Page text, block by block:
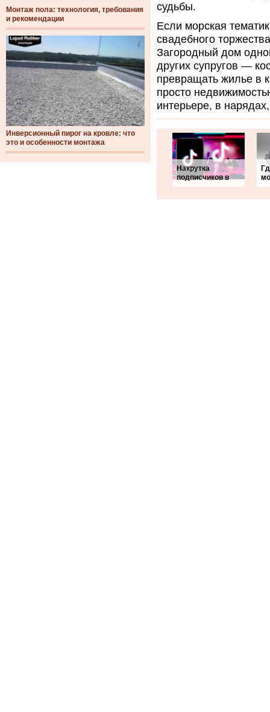
Монтаж пола: технология, требования
и рекомендации
Инверсионный пирог на кровле: что
это и особенности монтажа
судьбы.
Если морская
свадебного
Загородный дом
других супругов —
превращать жилье в
просто
интерьере, в
Накрутка
подписчиков в